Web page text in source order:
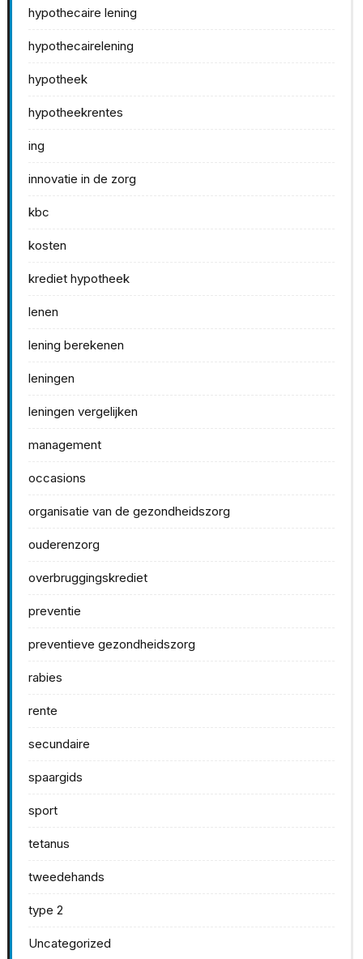
hypothecaire lening
hypothecairelening
hypotheek
hypotheekrentes
ing
innovatie in de zorg
kbc
kosten
krediet hypotheek
lenen
lening berekenen
leningen
leningen vergelijken
management
occasions
organisatie van de gezondheidszorg
ouderenzorg
overbruggingskrediet
preventie
preventieve gezondheidszorg
rabies
rente
secundaire
spaargids
sport
tetanus
tweedehands
type 2
Uncategorized